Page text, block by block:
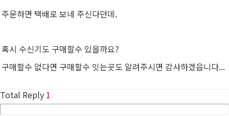
주문하면 택배로 보네 주신다던데.
혹시 수신기도 구매할수 있을까요?
구매할수 없다면 구매할수 잇는곳도 알려주시면 감사하겠읍니다...
Total Reply 1